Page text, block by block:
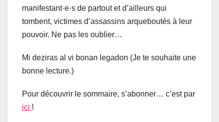
manifestant·e·s de partout et d’ailleurs qui
tombent, victimes d’assassins arqueboutés à leur
pouvoir. Ne pas les oublier…
Mi deziras al vi bonan legadon (Je te souhaite une
bonne lecture.)
Pour découvrir le sommaire, s’abonner… c’est par
ici !